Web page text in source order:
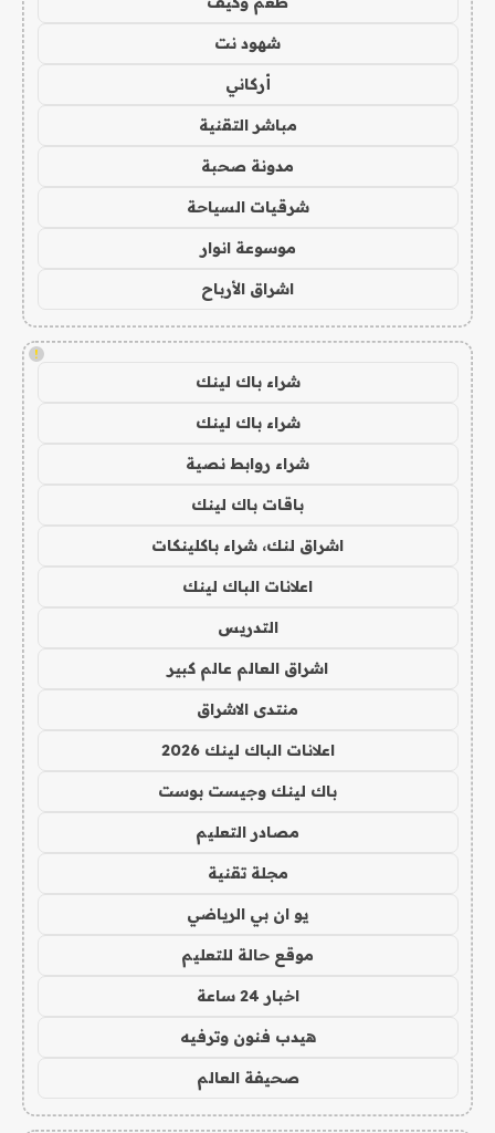
شهود نت
أركاني
مباشر التقنية
مدونة صحبة
شرقيات السياحة
موسوعة انوار
اشراق الأرباح
!
شراء باك لينك
شراء باك لينك
شراء روابط نصية
باقات باك لينك
اشراق لنك، شراء باكلينكات
اعلانات الباك لينك
التدريس
اشراق العالم عالم كبير
منتدى الاشراق
اعلانات الباك لينك 2026
باك لينك وجيست بوست
مصادر التعليم
مجلة تقنية
يو ان بي الرياضي
موقع حالة للتعليم
اخبار 24 ساعة
هيدب فنون وترفيه
صحيفة العالم